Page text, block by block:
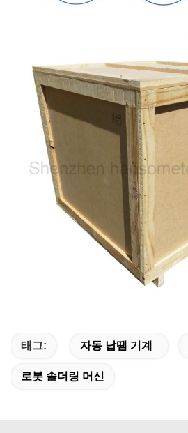
태그: 자동 납땜 기계
로봇 솔더링 머신